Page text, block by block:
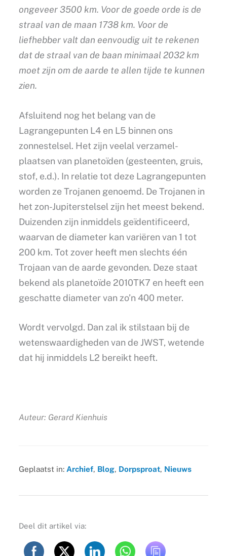
ongeveer 3500 km. Voor de goede orde is de
straal van de maan 1738 km. Voor de
liefhebber valt dan eenvoudig uit te rekenen
dat de straal van de baan minimaal 2032 km
moet zijn om de aarde te allen tijde te kunnen
zien.
Afsluitend nog het belang van de
Lagrangepunten L4 en L5 binnen ons
zonnestelsel. Het zijn veelal verzamel-
plaatsen van planetoïden (gesteenten, gruis,
stof, e.d.). In relatie tot deze Lagrangepunten
worden ze Trojanen genoemd. De Trojanen in
het zon-Jupiterstelsel zijn het meest bekend.
Duizenden zijn inmiddels geïdentificeerd,
waarvan de diameter kan variëren van 1 tot
200 km. Tot zover heeft men slechts één
Trojaan van de aarde gevonden. Deze staat
bekend als planetoïde 2010TK7 en heeft een
geschatte diameter van zo’n 400 meter.
Wordt vervolgd. Dan zal ik stilstaan bij de
wetenswaardigheden van de JWST, wetende
dat hij inmiddels L2 bereikt heeft.
Auteur: Gerard Kienhuis
Geplaatst in: Archief, Blog, Dorpsproat, Nieuws
Deel dit artikel via: